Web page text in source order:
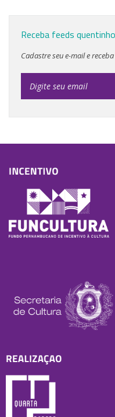
Receba feeds
Cadastre seu e-mail e